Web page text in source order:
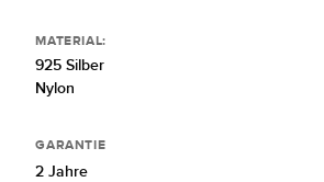
MATERIAL:
925 Silber
Nylon
GARANTIE
2 Jahre